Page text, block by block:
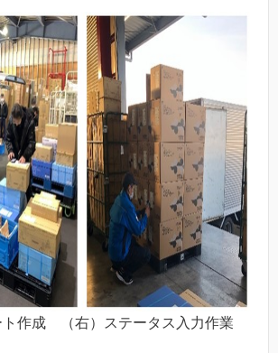
ト作成 （右）ステータス入力作業